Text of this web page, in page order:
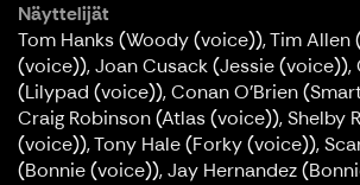
Näyttelijät
Tom Hanks (Woody (voice)), Tim Allen
(voice)), Joan Cusack (Jessie (voice)),
(Lilypad (voice)), Conan O'Brien
Craig Robinson (Atlas (voice)), Shelby
(voice)), Tony Hale (Forky (voice)),
(Bonnie (voice)), Jay Hernandez